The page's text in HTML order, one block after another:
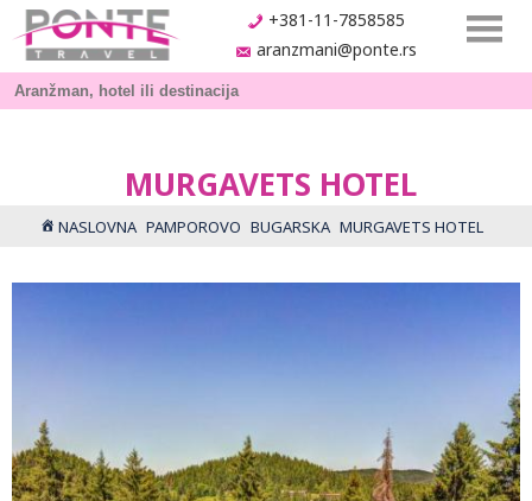
+381-11-7858585
aranzmani@ponte.rs
MURGAVETS HOTEL
NASLOVNA PAMPOROVO BUGARSKA MURGAVETS HOTEL